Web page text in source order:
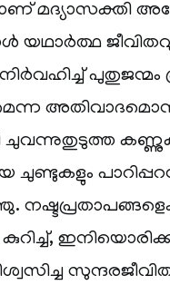
മദ്യാസക്തി
യഥാര്‍ത്ഥ
പുതുജന്മം
ചുവന്നുതുടുത്ത